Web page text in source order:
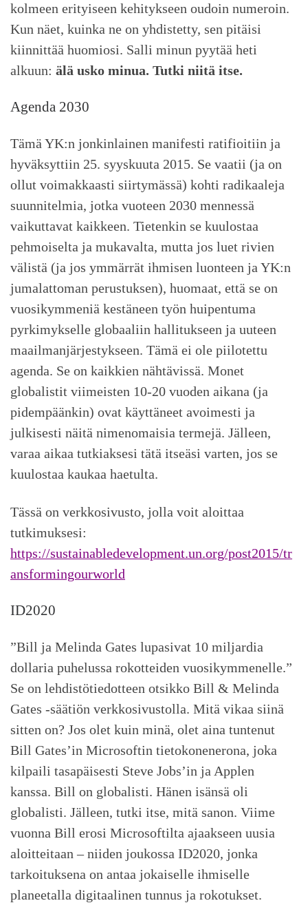
kolmeen erityiseen kehitykseen oudoin numeroin.
Kun näet, kuinka ne on yhdistetty, sen pitäisi
kiinnittää huomiosi. Salli minun pyytää heti
alkuun: älä usko minua. Tutki niitä itse.
Agenda 2030
Tämä YK:n jonkinlainen manifesti ratifioitiin ja
hyväksyttiin 25. syyskuuta 2015. Se vaatii (ja on
ollut voimakkaasti siirtymässä) kohti radikaaleja
suunnitelmia, jotka vuoteen 2030 mennessä
vaikuttavat kaikkeen. Tietenkin se kuulostaa
pehmoiselta ja mukavalta, mutta jos luet rivien
välistä (ja jos ymmärrät ihmisen luonteen ja YK:n
jumalattoman perustuksen), huomaat, että se on
vuosikymmeniä kestäneen työn huipentuma
pyrkimykselle globaaliin hallitukseen ja uuteen
maailmanjärjestykseen. Tämä ei ole piilotettu
agenda. Se on kaikkien nähtävissä. Monet
globalistit viimeisten 10-20 vuoden aikana (ja
pidempäänkin) ovat käyttäneet avoimesti ja
julkisesti näitä nimenomaisia termejä. Jälleen,
varaa aikaa tutkiaksesi tätä itseäsi varten, jos se
kuulostaa kaukaa haetulta.
Tässä on verkkosivusto, jolla voit aloittaa
tutkimuksesi:
https://sustainabledevelopment.un.org/post2015/tr
ansformingourworld
ID2020
”Bill ja Melinda Gates lupasivat 10 miljardia
dollaria puhelussa rokotteiden vuosikymmenelle.”
Se on lehdistötiedotteen otsikko Bill & Melinda
Gates -säätiön verkkosivustolla. Mitä vikaa siinä
sitten on? Jos olet kuin minä, olet aina tuntenut
Bill Gates’in Microsoftin tietokonenerona, joka
kilpaili tasapäisesti Steve Jobs’in ja Applen
kanssa. Bill on globalisti. Hänen isänsä oli
globalisti. Jälleen, tutki itse, mitä sanon. Viime
vuonna Bill erosi Microsoftilta ajaakseen uusia
aloitteitaan – niiden joukossa ID2020, jonka
tarkoituksena on antaa jokaiselle ihmiselle
planeetalla digitaalinen tunnus ja rokotukset.